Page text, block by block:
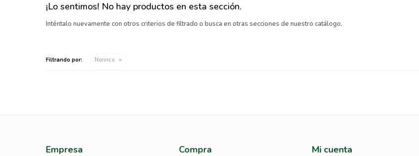
¡Lo sentimos! No hay productos en esta sección.
Inténtalo nuevamente con otros criterios de filtrado o busca en otras secciones de nuestro catálogo.
Filtrando por: Norinco
Empresa Compra Mi cuenta